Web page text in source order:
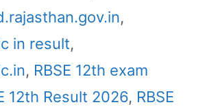
,
in result,
, RBSE 12th exam
12th Result 2026, RBSE